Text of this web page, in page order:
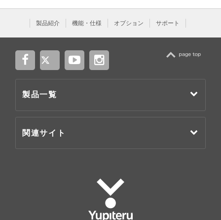
製品紹介 機能・仕様 オプション サポート
製品一覧
関連サイト